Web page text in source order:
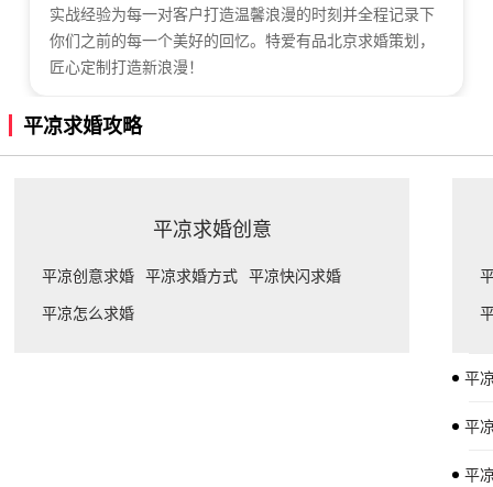
实战经验为每一对客户打造温馨浪漫的时刻并全程记录下
你们之前的每一个美好的回忆。特爱有品北京求婚策划，
匠心定制打造新浪漫！
平凉求婚攻略
平凉求婚创意
平凉创意求婚 平凉求婚方式 平凉快闪求婚
平凉怎么求婚
平
平
平